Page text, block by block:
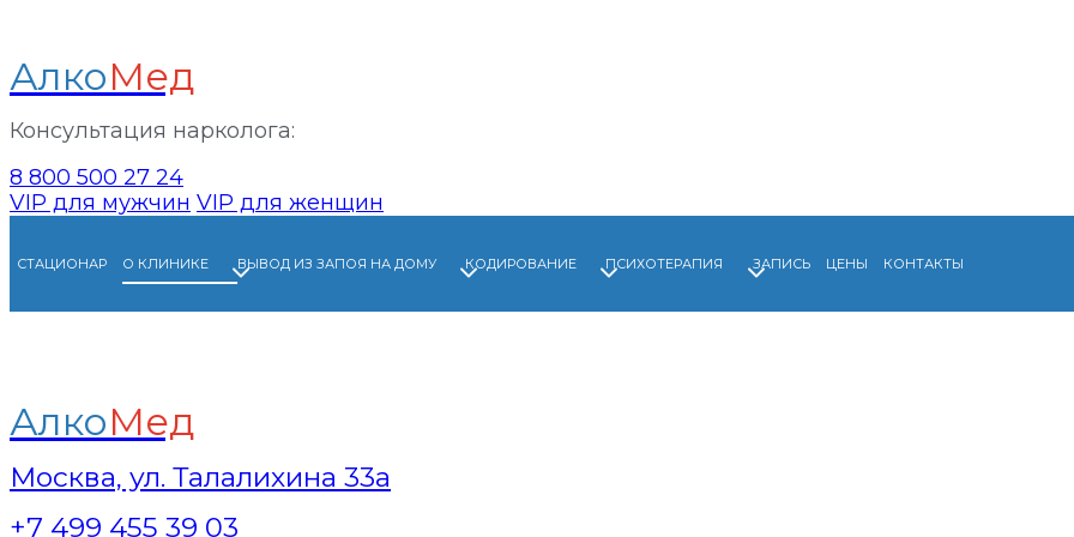
АлкоМед
Консультация нарколога:
8 800 500 27 24
VIP для мужчин VIP для женщин
содержанию
CТАЦИОНАР О КЛИНИКЕ ВЫВОД ИЗ ЗАПОЯ НА ДОМУ КОДИРОВАНИЕ ПСИХОТЕРАПИЯ ЗАПИСЬ ЦЕНЫ КОНТАКТЫ
АлкоМед
Москва, ул. Талалихина 33а
+7 499 455 39 03